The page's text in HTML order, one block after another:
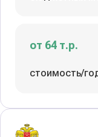
от 64 т.р.
стоимость/